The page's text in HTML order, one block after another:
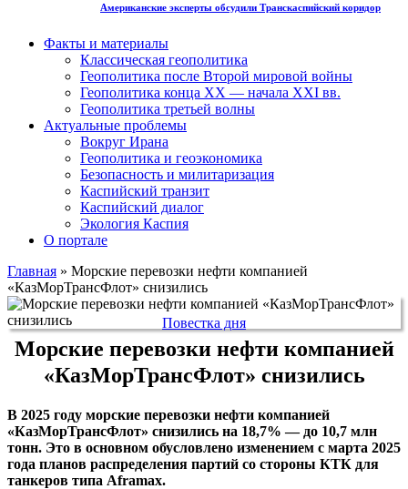
Американские эксперты обсудили Транскаспийский коридор
Факты и материалы
Классическая геополитика
Геополитика после Второй мировой войны
Геополитика конца XX — начала XXI вв.
Геополитика третьей волны
Актуальные проблемы
Вокруг Ирана
Геополитика и геоэкономика
Безопасность и милитаризация
Каспийский транзит
Каспийский диалог
Экология Каспия
О портале
Главная » Морские перевозки нефти компанией
«КазМорТрансФлот» снизились
Повестка дня
Морские перевозки нефти компанией
«КазМорТрансФлот» снизились
В 2025 году морские перевозки нефти компанией
«КазМорТрансФлот» снизились на 18,7% — до 10,7 млн
тонн. Это в основном обусловлено изменением с марта 2025
года планов распределения партий со стороны КТК для
танкеров типа Aframax.